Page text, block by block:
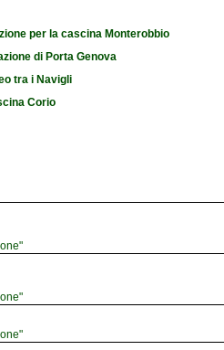
per la cascina Monterobbio
di Porta Genova
tra i Navigli
Corio